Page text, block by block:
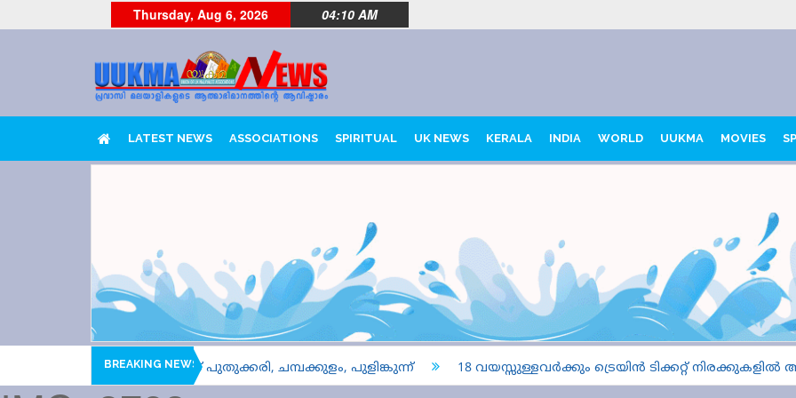
Thursday, Aug 6, 2026 04:10 AM
LATEST NEWS ASSOCIATIONS SPIRITUAL UK NEWS KERALA INDIA WORLD UUKMA MOVIES
BREAKING NEWS
ഹീറ്റിൽ ആവേശപ്പോരിന് പുതുക്കരി, ചമ്പക്കുളം, പുളിങ്കുന്ന് 18 വയസ്സുള്ളവർക്കും ട്രെയിൻ ടിക്കറ്റ് നിരക്കുകളിൽ